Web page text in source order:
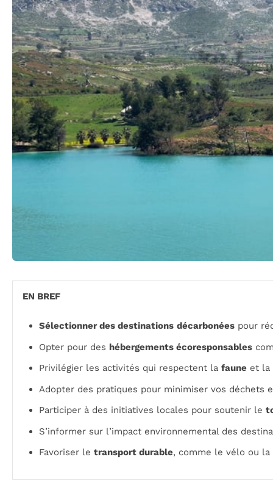
EN BREF
Sélectionner des destinations décarbonées pour
Opter pour des hébergements écoresponsables
Privilégier les activités qui respectent la faune et la
Adopter des pratiques pour minimiser vos déchets
Participer à des initiatives locales pour soutenir le
S’informer sur l’impact environnemental des
Favoriser le transport durable, comme le vélo ou